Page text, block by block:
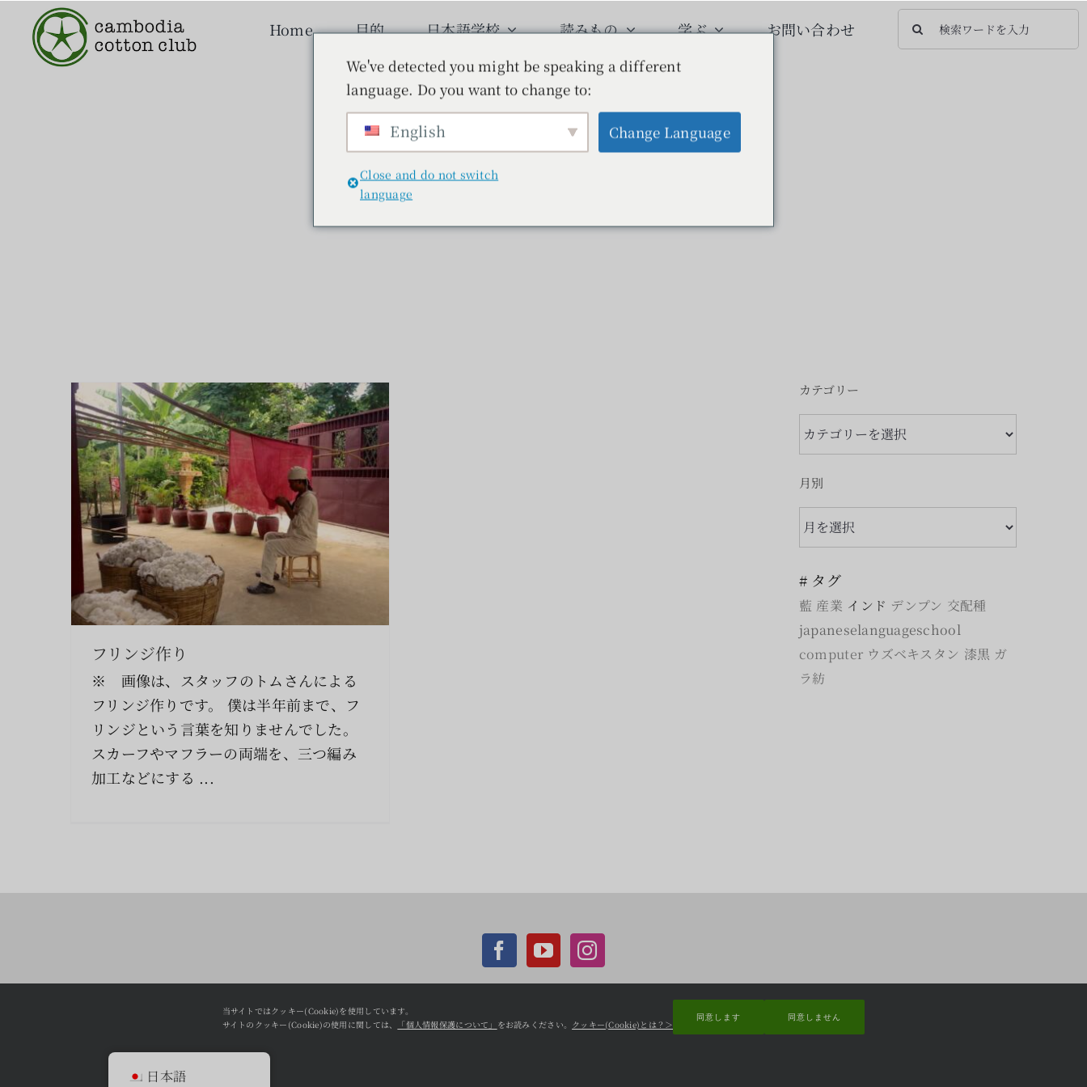
Home 目的 日本語学校 読みもの 学ぶ お問い合わせ
索
フリンジ作り
※ 画像は、スタッフのトムさんによる
フリンジ作りです。 僕は半年前まで、フ
リンジという言葉を知りませんでした。
スカーフやマフラーの両端を、三つ編み
加工などにする ...
カテゴリー
カ
テ
ゴ
ー
月別
月
別
# タグ
藍 産業 インド デンプン 交配種
japaneselanguageschool
computer ウズベキスタン 漆黒 ガ
ラ紡
問い合わせ
日本語
We've detected you might be speaking a different
language. Do you want to change to:
English Change Language
Close and do not switch
language
当サイトではクッキー(Cookie)を使用しています。
サイトのクッキー(Cookie)の使用に関しては、
「個人情報保護について」 をお読みください。 クッキー(Cookie)とは？＞
同意します 同意しません